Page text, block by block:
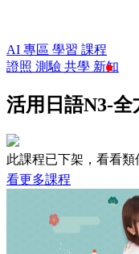
AI 專區 學習 課程
證照 測驗 共學 新知
活用日語N3-
此課程已下架，看看類
看更多課程